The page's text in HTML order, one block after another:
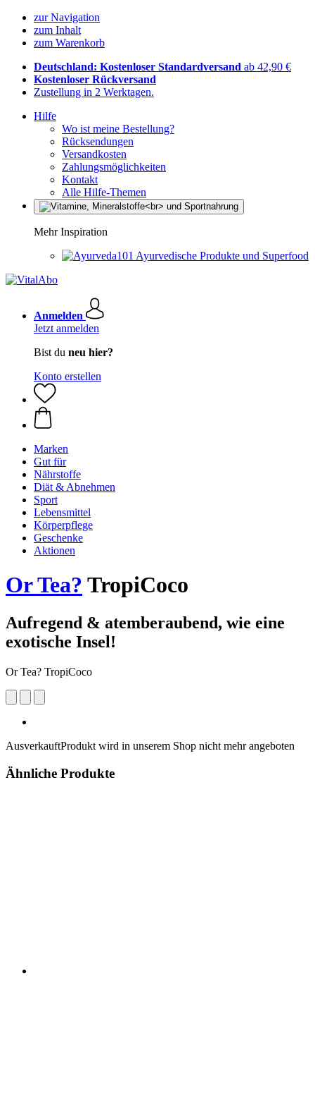
zur Navigation
zum Inhalt
zum Warenkorb
Deutschland: Kostenloser Standardversand ab 42,90 €
Kostenloser Rückversand
Zustellung in 2 Werktagen.
Hilfe
Wo ist meine Bestellung?
Rücksendungen
Versandkosten
Zahlungsmöglichkeiten
Kontakt
Alle Hilfe-Themen
Mehr Inspiration
Ayurvedische Produkte und Superfood
Anmelden
Jetzt anmelden
Bist du neu hier?
Konto erstellen
Marken
Gut für
Nährstoffe
Diät & Abnehmen
Sport
Lebensmittel
Körperpflege
Geschenke
Aktionen
Or Tea? TropiCoco
Aufregend & atemberaubend, wie eine
exotische Insel!
Or Tea? TropiCoco
AusverkauftProdukt wird in unserem Shop nicht mehr angeboten
Ähnliche Produkte